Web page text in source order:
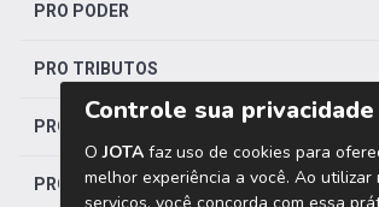
PRO PODER
PRO TRIBUTOS
PRO TRABALHISTA
PRO SAÚDE